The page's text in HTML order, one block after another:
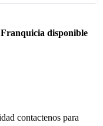
disponible
contactenos para